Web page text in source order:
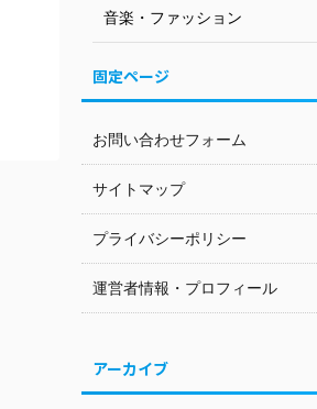
音楽・ファッション
固定ページ
お問い合わせフォーム
サイトマップ
プライバシーポリシー
運営者情報・プロフィール
アーカイブ